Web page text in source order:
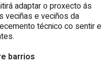
adaptar o proxecto ás
veciñas e veciños da
técnico co sentir e
barrios